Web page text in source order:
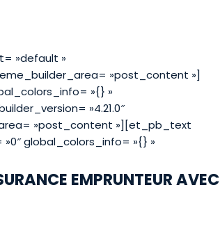
»default »
»post_content »]
»{} »
»4.21.0″
»post_content »][et_pb_text
global_colors_info= »{} »
EMPRUNTEUR AVEC